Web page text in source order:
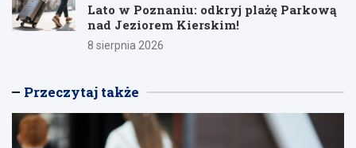
Lato w Poznaniu: odkryj plażę Parkową
nad Jeziorem Kierskim!
8 sierpnia 2026
Przeczytaj także